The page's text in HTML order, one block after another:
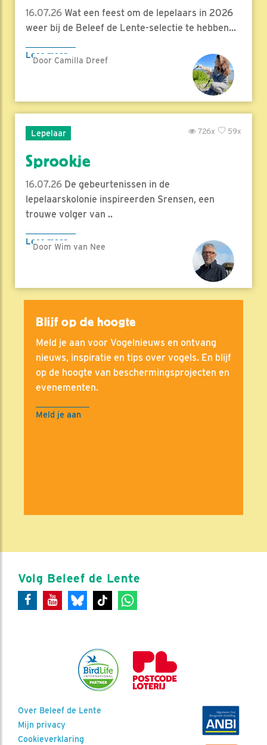
16.07.26 Wat een feest om de lepelaars in 2026
weer bij de Beleef de Lente-selectie te hebben...
Lees meer
Door Camilla Dreef
Lepelaar 59x
726x
Sprookje
16.07.26 De gebeurtenissen in de
lepelaarskolonie inspireerden Srensen, een
trouwe volger van ..
Lees meer
Door Wim van Nee
Blijf op de hoogte
Meld je aan voor Vogelnieuws en ontvang
nieuws, inspiratie en tips over vogels. En blijf
op de hoogte van beschermingsprojecten en
evenementen.
Meld je aan
Volg Beleef de Lente
Over Beleef de Lente
Mijn privacy
Cookieverklaring